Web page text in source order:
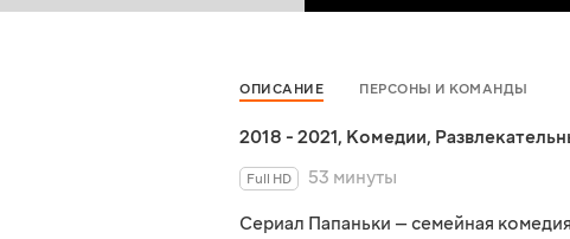
ОПИСАНИЕ ПЕРСОНЫ И КОМАНДЫ
2018 - 2021, Комедии,
Full HD
53 минуты
Сериал Папаньки — семейная